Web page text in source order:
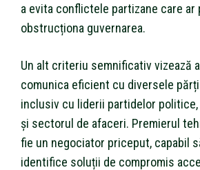
a evita conflictele partizane care ar
obstrucționa guvernarea.
Un alt criteriu semnificativ vizează
comunica eficient cu diversele
inclusiv cu liderii partidelor
și sectorul de afaceri. Premierul
fie un negociator priceput, capabil
identifice soluții de compromis